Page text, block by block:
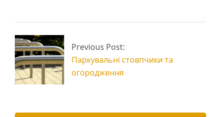
Квадратні ферми
металеві
атріум: метал та
металоконструкції
Previous Post:
Паркувальні стовпчики та
огородження